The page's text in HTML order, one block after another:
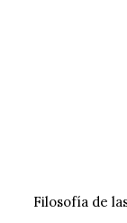
Filosofía de